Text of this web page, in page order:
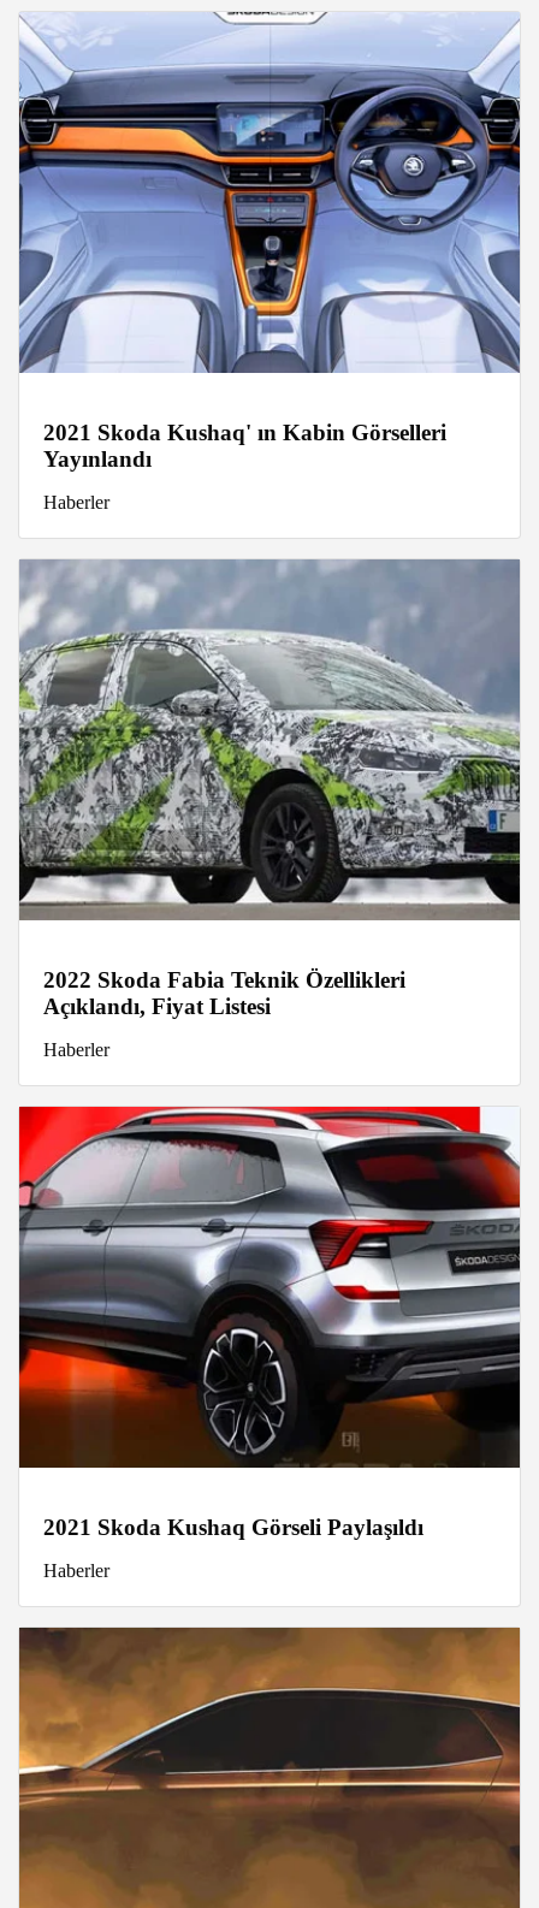
2021 Skoda Kushaq' ın Kabin Görselleri
Yayınlandı
Haberler
2022 Skoda Fabia Teknik Özellikleri
Açıklandı, Fiyat Listesi
Haberler
2021 Skoda Kushaq Görseli Paylaşıldı
Haberler